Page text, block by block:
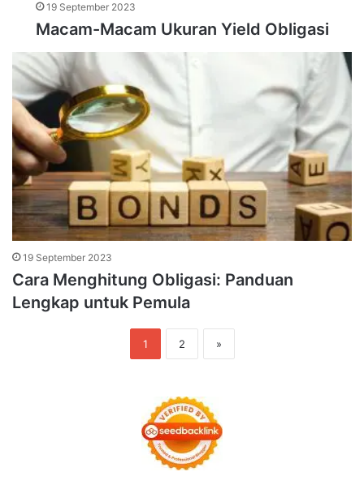
19 September 2023
Macam-Macam Ukuran Yield Obligasi
19 September 2023
Cara Menghitung Obligasi: Panduan
Lengkap untuk Pemula
1 2 »